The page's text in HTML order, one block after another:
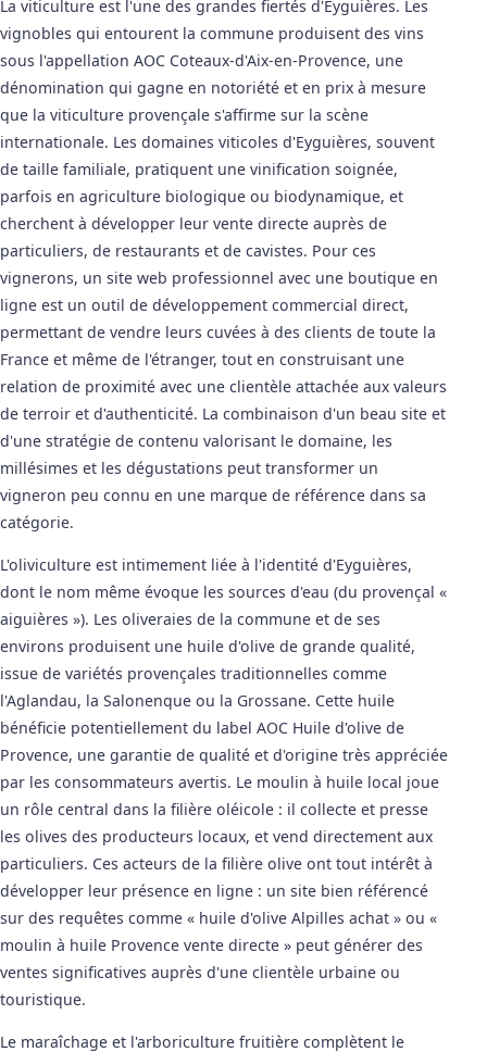
La viticulture est l'une des grandes fiertés d'Eyguières. Les
vignobles qui entourent la commune produisent des vins
sous l'appellation AOC Coteaux-d'Aix-en-Provence, une
dénomination qui gagne en notoriété et en prix à mesure
que la viticulture provençale s'affirme sur la scène
internationale. Les domaines viticoles d'Eyguières, souvent
de taille familiale, pratiquent une vinification soignée,
parfois en agriculture biologique ou biodynamique, et
cherchent à développer leur vente directe auprès de
particuliers, de restaurants et de cavistes. Pour ces
vignerons, un site web professionnel avec une boutique en
ligne est un outil de développement commercial direct,
permettant de vendre leurs cuvées à des clients de toute la
France et même de l'étranger, tout en construisant une
relation de proximité avec une clientèle attachée aux valeurs
de terroir et d'authenticité. La combinaison d'un beau site et
d'une stratégie de contenu valorisant le domaine, les
millésimes et les dégustations peut transformer un
vigneron peu connu en une marque de référence dans sa
catégorie.
L'oliviculture est intimement liée à l'identité d'Eyguières,
dont le nom même évoque les sources d'eau (du provençal «
aiguières »). Les oliveraies de la commune et de ses
environs produisent une huile d'olive de grande qualité,
issue de variétés provençales traditionnelles comme
l'Aglandau, la Salonenque ou la Grossane. Cette huile
bénéficie potentiellement du label AOC Huile d'olive de
Provence, une garantie de qualité et d'origine très appréciée
par les consommateurs avertis. Le moulin à huile local joue
un rôle central dans la filière oléicole : il collecte et presse
les olives des producteurs locaux, et vend directement aux
particuliers. Ces acteurs de la filière olive ont tout intérêt à
développer leur présence en ligne : un site bien référencé
sur des requêtes comme « huile d'olive Alpilles achat » ou «
moulin à huile Provence vente directe » peut générer des
ventes significatives auprès d'une clientèle urbaine ou
touristique.
Le maraîchage et l'arboriculture fruitière complètent le